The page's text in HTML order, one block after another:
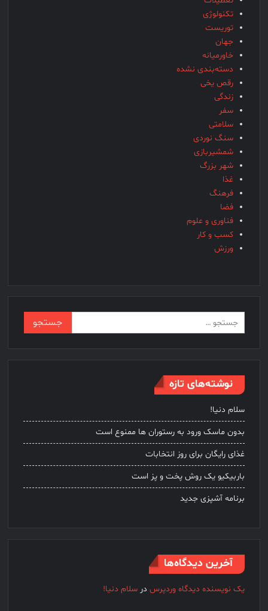
تکنولوژی
توریست
جهان
خاورمیانه
دسته‌بندی نشده
رقص یخی
زندگی
سفر
سلامتی
سنگ نوردی
شمشیربازی
شهر بزرگ
غذا
فرهنگ
فضا
فناوری و علوم
کسب و کار
ورزش
برای:
نوشته‌های تازه
سلام دنیا!
بدون ماسک ورود به رستوران ها ممنوع است
غذای رایگان برای روز انتخابات
باربیکیو یک روش پخت و پز است
برنامه آشپزی جدید
آخرین دیدگاه‌ها
یک نویسنده دیدگاه وردپرس درسلام دنیا!